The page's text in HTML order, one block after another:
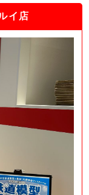
イ店